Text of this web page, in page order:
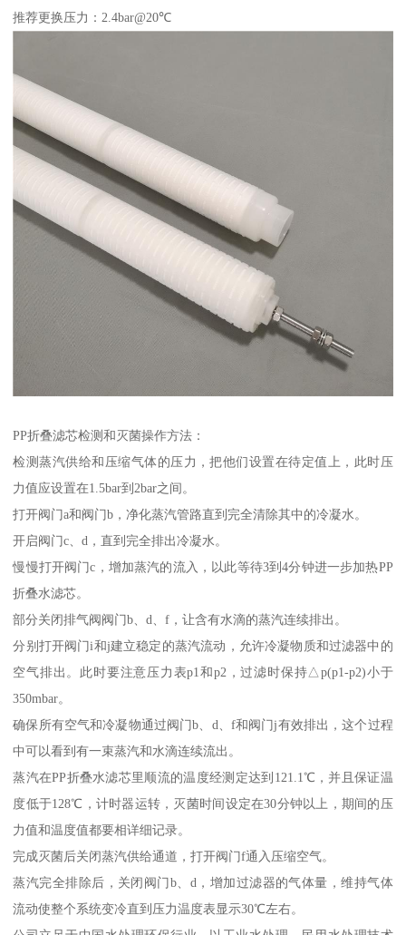
推荐更换压力：2.4bar@20℃
PP折叠滤芯检测和灭菌操作方法：
检测蒸汽供给和压缩气体的压力，把他们设置在待定值上，此时压
力值应设置在1.5bar到2bar之间。
打开阀门a和阀门b，净化蒸汽管路直到完全清除其中的冷凝水。
开启阀门c、d，直到完全排出冷凝水。
慢慢打开阀门c，增加蒸汽的流入，以此等待3到4分钟进一步加热PP
折叠水滤芯。
部分关闭排气阀阀门b、d、f，让含有水滴的蒸汽连续排出。
分别打开阀门i和j建立稳定的蒸汽流动，允许冷凝物质和过滤器中的
空气排出。此时要注意压力表p1和p2，过滤时保持△p(p1-p2)小于
350mbar。
确保所有空气和冷凝物通过阀门b、d、f和阀门j有效排出，这个过程
中可以看到有一束蒸汽和水滴连续流出。
蒸汽在PP折叠水滤芯里顺流的温度经测定达到121.1℃，并且保证温
度低于128℃，计时器运转，灭菌时间设定在30分钟以上，期间的压
力值和温度值都要相详细记录。
完成灭菌后关闭蒸汽供给通道，打开阀门f通入压缩空气。
蒸汽完全排除后，关闭阀门b、d，增加过滤器的气体量，维持气体
流动使整个系统变冷直到压力温度表显示30℃左右。